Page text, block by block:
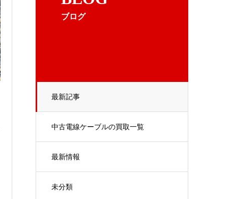
ブログ
最新記事
中古電線ケーブルの買取一覧
最新情報
未分類